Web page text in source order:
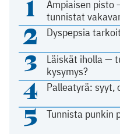
1
Ampiaisen pisto
tunnistat
2 Dyspepsia
3
Läiskät iholla —
kysymys?
4 Palleatyrä: syyt,
5 Tunnista punkin